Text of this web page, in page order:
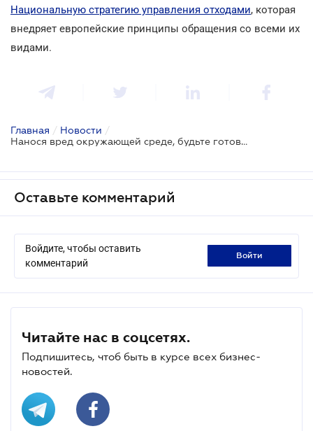
Национальную стратегию управления отходами, которая
внедряет европейские принципы обращения со всеми их
видами.
Главная / Новости /
Нанося вред окружающей среде, будьте готовы заплатить больше
Оставьте комментарий
Войдите, чтобы оставить
комментарий
войти
Читайте нас в соцсетях.
Подпишитесь, чтоб быть в курсе всех бизнес-
новостей.